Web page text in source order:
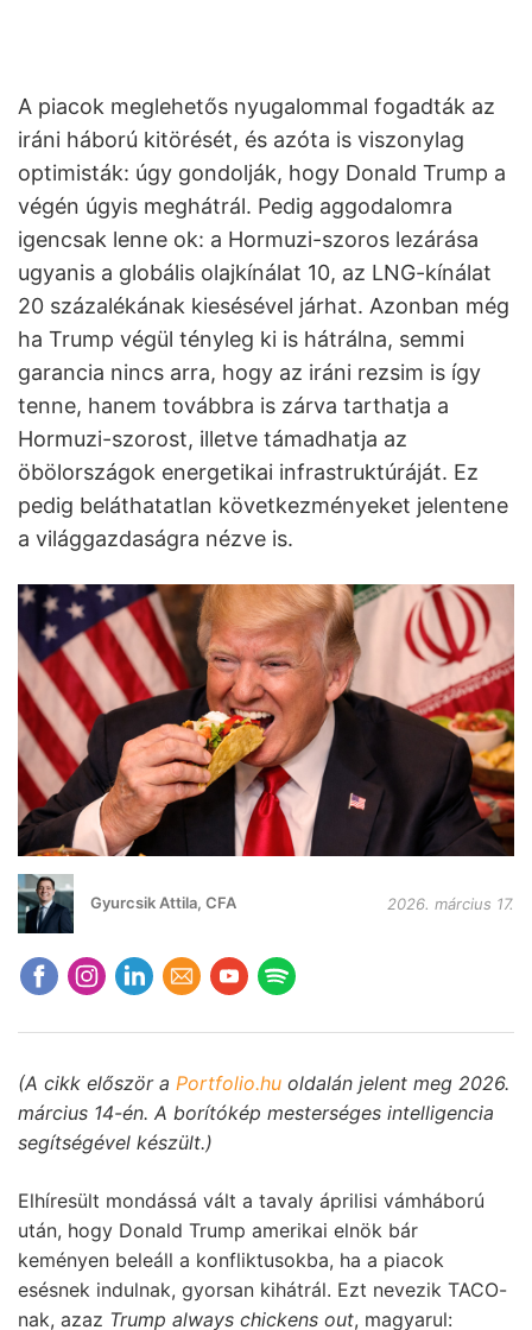
A piacok meglehetős nyugalommal fogadták az
iráni háború kitörését, és azóta is viszonylag
optimisták: úgy gondolják, hogy Donald Trump a
végén úgyis meghátrál. Pedig aggodalomra
igencsak lenne ok: a Hormuzi-szoros lezárása
ugyanis a globális olajkínálat 10, az LNG-kínálat
20 százalékának kiesésével járhat. Azonban még
ha Trump végül tényleg ki is hátrálna, semmi
garancia nincs arra, hogy az iráni rezsim is így
tenne, hanem továbbra is zárva tarthatja a
Hormuzi-szorost, illetve támadhatja az
öbölországok energetikai infrastruktúráját. Ez
pedig beláthatatlan következményeket jelentene
a világgazdaságra nézve is.
Gyurcsik Attila, CFA 2026. március 17.
(A cikk először a Portfolio.hu oldalán jelent meg 2026.
március 14-én. A borítókép mesterséges intelligencia
segítségével készült.)
Elhíresült mondássá vált a tavaly áprilisi vámháború
után, hogy Donald Trump amerikai elnök bár
keményen beleáll a konfliktusokba, ha a piacok
esésnek indulnak, gyorsan kihátrál. Ezt nevezik TACO-
nak, azaz Trump always chickens out, magyarul: